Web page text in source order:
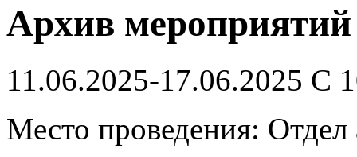
Архив мероприятий
11.06.2025-17.06.2025 С
Место проведения: Отдел